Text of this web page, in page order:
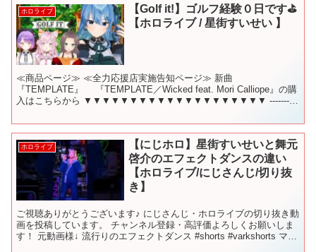
ホロライブ
【Golf it!】ゴルフ経験０日です⛳
【ホロライブ / 星街すいせい 】
≪商品ページ≫ ≪全力応援店実施告知ページ≫ 新曲
『TEMPLATE』 『TEMPLATE／Wicked feat. Mori Calliope』の購
入はこちらから ▼▼▼▼▼▼▼▼▼▼▼▼▼▼▼▼▼▼▼▼ ----------
ホロライブ
【にじホロ】星街すいせいと舞元
啓介のエフェクトダンスの違い
【ホロライブ/にじさんじ/切り抜
き】
ご視聴ありがとうございます♪ にじさんじ・ホロライブの切り抜き動
画を投稿しています。 チャンネル登録・高評価よろしくお願いしま
す！ 元動画様↓ 流行りのエフェクトダンス #shorts #varkshorts マネ